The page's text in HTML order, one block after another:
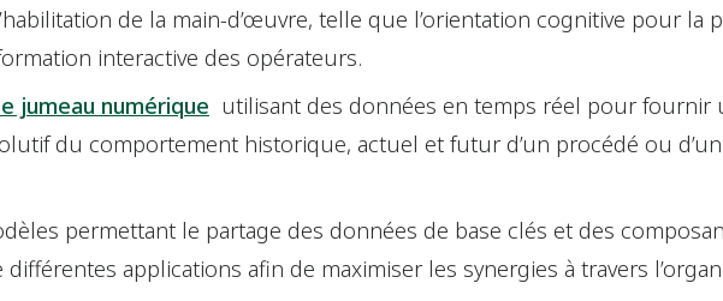
de la main-d’œuvre, telle que l’orientation cognitive pour la
interactive des opérateurs.
jumeau numérique utilisant des données en temps réel pour fournir
du comportement historique, actuel et futur d’un procédé ou d’un
permettant le partage des données de base clés et des
applications afin de maximiser les synergies à travers